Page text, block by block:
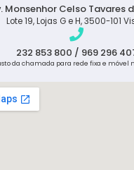
Monsenhor Celso Tavares
Lote 19, Lojas G e H, 3500-101
232 853 800 / 969 296
da chamada para rede fixa e móvel